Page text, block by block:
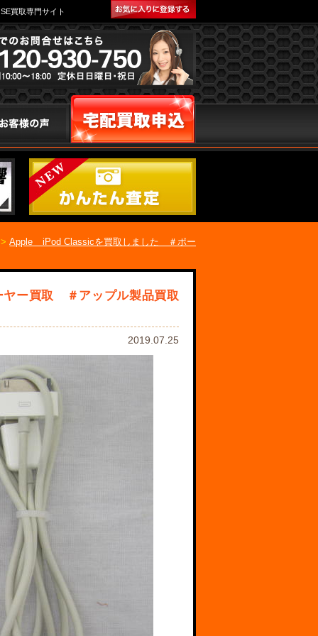
買取専門サイト
Apple iPod Classicを買取しました ＃ポー
ー買取 ＃アップル製品買取
2019.07.25